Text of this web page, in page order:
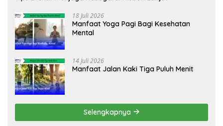
18 Juli 2026
Manfaat Yoga Pagi Bagi Kesehatan
Mental
14 Juli 2026
Manfaat Jalan Kaki Tiga Puluh Menit
Selengkapnya